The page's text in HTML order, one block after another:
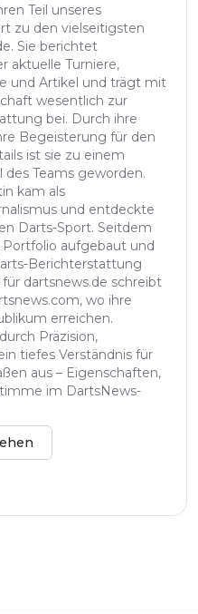
Teil unseres
zu den vielseitigsten
Sie berichtet
aktuelle Turniere,
und Artikel und trägt mit
wesentlich zur
bei. Durch ihre
Begeisterung für den
ist sie zu einem
Teams geworden.
kam als
und entdeckte
Darts-Sport. Seitdem
Portfolio aufgebaut und
Berichterstattung
dartsnews.de schreibt
wo ihre
erreichen.
Präzision,
tiefes Verständnis für
aus – Eigenschaften,
im DartsNews-